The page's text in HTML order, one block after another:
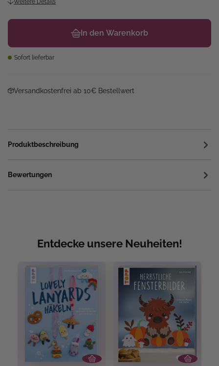
In den Warenkorb
Sofort lieferbar
Versandkostenfrei ab 10€ Bestellwert
Produktbeschreibung
Bewertungen
Entdecke unsere Neuheiten!